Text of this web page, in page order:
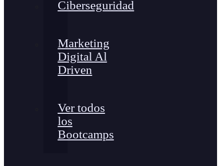
Ciberseguridad
Marketing
Digital Al
Driven
Ver todos
los
Bootcamps